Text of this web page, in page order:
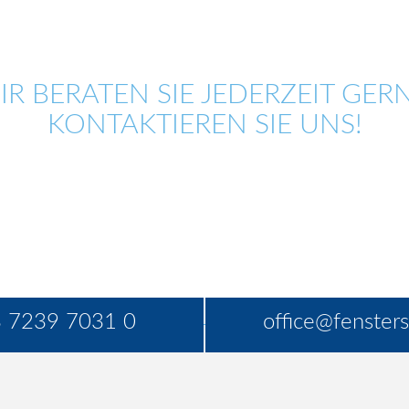
BERATEN SIE JEDERZEIT
KONTAKTIEREN SIE UNS!
7239 7031 0